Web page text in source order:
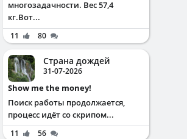
многозадачности. Вес 57,4
кг.Вот...
11 80
Страна дождей
31-07-2026
Show me the money!
Поиск работы продолжается,
процесс идёт со скрипом...
11 56